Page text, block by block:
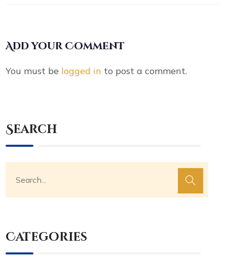
Add your Comment
You must be logged in to post a comment.
Search
Categories